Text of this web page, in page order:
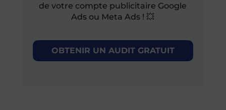
de votre compte publicitaire Google
Ads ou Meta Ads ! 💥
OBTENIR UN AUDIT GRATUIT